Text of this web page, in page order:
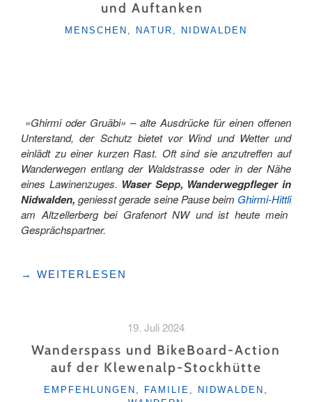
und Auftanken
KATEGORIEN
MENSCHEN NATUR NIDWALDEN
«Ghirmi oder Gruäbi» – alte Ausdrücke für einen offenen
Unterstand, der Schutz bietet vor Wind und Wetter und
einlädt zu einer kurzen Rast. Oft sind sie anzutreffen auf
Wanderwegen entlang der Waldstrasse oder in der Nähe
eines Lawinenzuges. Waser Sepp, Wanderwegpfleger in
Nidwalden, geniesst gerade seine Pause beim Ghirmi-Hittli
am Altzellerberg bei Grafenort NW und ist heute mein
Gesprächspartner.
"«GHIRMÄ»,
EIN
AUSRUHEN,
→ WEITERLESEN
19. Juli 2024
Wanderspass und BikeBoard-Action
auf der Klewenalp-Stockhütte
KATEGORIEN
EMPFEHLUNGEN , FAMILIE , NIDWALDEN ,